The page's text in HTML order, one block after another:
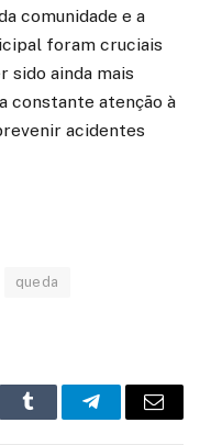
comunidade e a
foram cruciais
sido ainda mais
constante atenção à
acidentes
queda
Tumblr TelegramEmail